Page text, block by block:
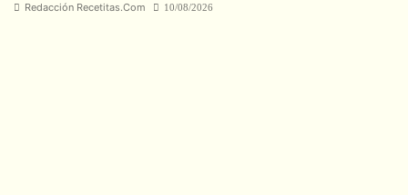
Redacción Recetitas.Com 10/08/2026